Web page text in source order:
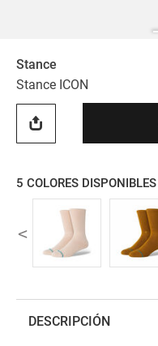
Stance
Stance ICON
5 COLORES DISPONIBLES
DESCRIPCIÓN